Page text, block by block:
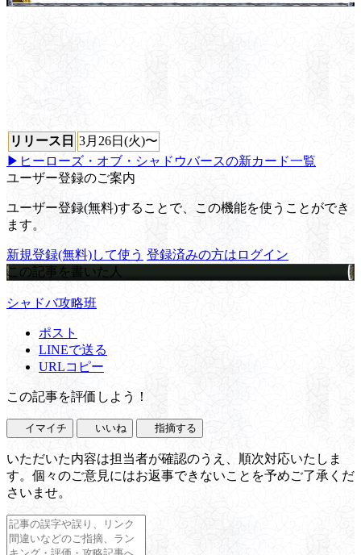
リリース日 3月26日(火)〜
▶ヒーローズ・オブ・シャドウバースの新カード一覧
ユーザー登録のご案内
ユーザー登録(無料)することで、この機能を使うことができ
ます。
新規登録(無料)して使う 登録済みの方はログイン
この記事を書いた人
シャドバ攻略班
ポスト
LINEで送る
URLコピー
この記事を評価しよう！
イマイチ いいね 指摘する
いただいた内容は担当者が確認のうえ、順次対応いたしま
す。個々のご意見にはお返事できないことを予めご了承くだ
さいませ。